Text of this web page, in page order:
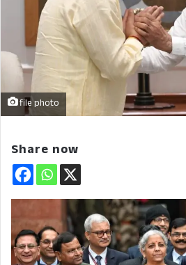
file photo
Share now